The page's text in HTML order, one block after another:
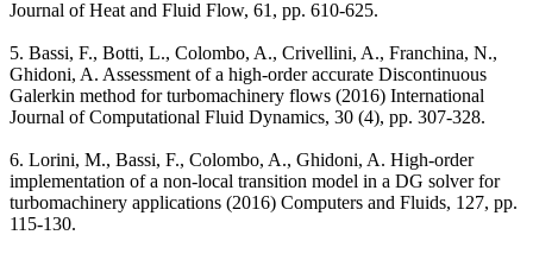
Journal of Heat and Fluid Flow, 61, pp. 610-625.
5. Bassi, F., Botti, L., Colombo, A., Crivellini, A., Franchina, N.,
Ghidoni, A. Assessment of a high-order accurate Discontinuous
Galerkin method for turbomachinery flows (2016) International
Journal of Computational Fluid Dynamics, 30 (4), pp. 307-328.
6. Lorini, M., Bassi, F., Colombo, A., Ghidoni, A. High-order
implementation of a non-local transition model in a DG solver for
turbomachinery applications (2016) Computers and Fluids, 127, pp.
115-130.